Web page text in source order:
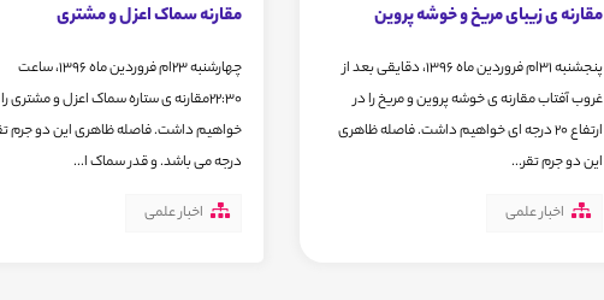
مقارنه ی زیبای مریخ و خوشه پروین
پنجشنبه 31ام فروردین ماه 1396، دقایقی بعد از
غروب آفتاب مقارنه ی خوشه پروین و مریخ را در
ارتفاع 20 درجه ای خواهیم داشت. فاصله ظاهری
این دو جرم تقر...
اخبار علمی
مقارنه سماک اعزل و مشتری
چهارشنبه 23ام فروردین ماه 1396، ساعت
22:30مقارنه ی ستاره سماک اعزل و مشتری را
درجه می باشد. و قدر سماک ا...
اخبار علمی